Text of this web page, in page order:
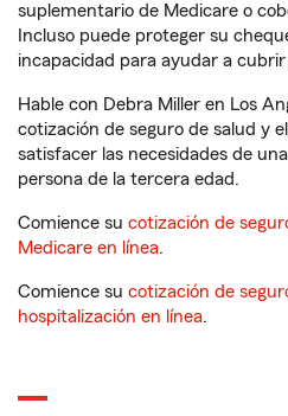
suplementario de Medicare o
Incluso puede proteger su
incapacidad para ayudar a cubrir
Hable con Debra Miller en Los
cotización de seguro de salud y
satisfacer las necesidades de
persona de la tercera edad.
Comience su cotización de
Medicare en línea.
Comience su cotización de
hospitalización en línea.